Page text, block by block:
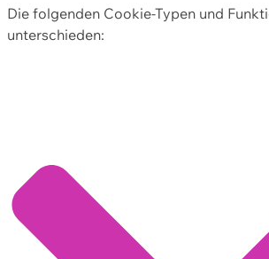
Die folgenden Cookie-Typen und
unterschieden: